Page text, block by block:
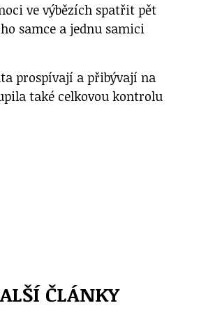
ve výbězích spatřit pět
samce a jednu samici
prospívají a přibývají na
také celkovou kontrolu
ČLÁNKY